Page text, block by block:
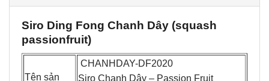
Siro Ding Fong Chanh Dây (squash
passionfruit)
Tên sản
CHANHDAY-DF2020
Siro Chanh Dây – Passion Fruit